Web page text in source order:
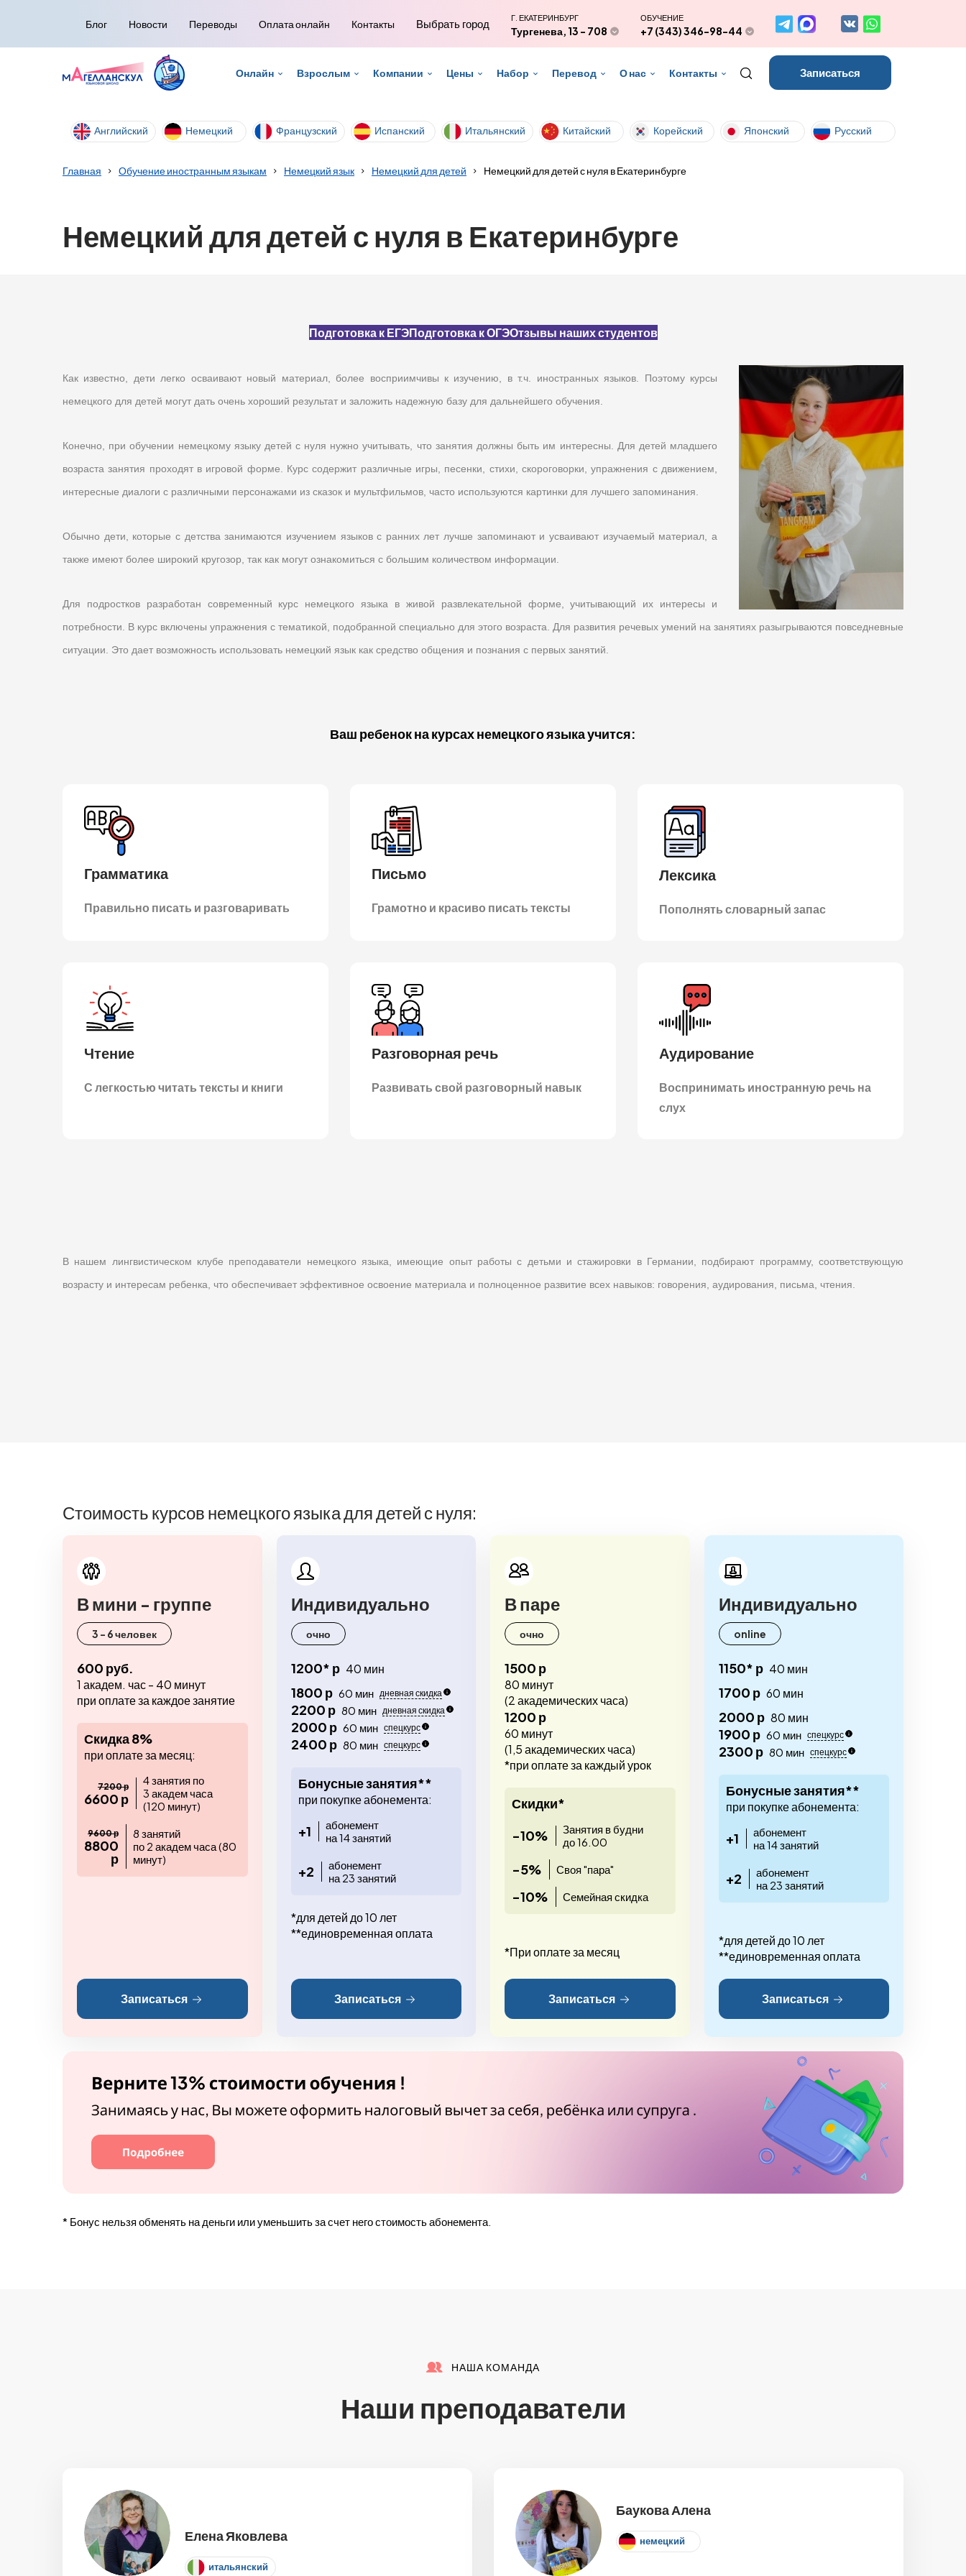
Блог Новости Переводы Оплата онлайн Контакты Выбрать город Г. ЕКАТЕРИНБУРГ
Тургенева, 13 - 708
ОБУЧЕНИЕ
+7 (343) 346-98-44
Онлайн Взрослым Компании Цены Набор Перевод О нас Контакты Записаться
Английский Немецкий Французский Испанский Итальянский Китайский Корейский Японский Русский
Главная Обучение иностранным языкам Немецкий язык Немецкий для детей Немецкий для детей с нуля в Екатеринбурге
Немецкий для детей с нуля в Екатеринбурге
Подготовка к ЕГЭПодготовка к ОГЭОтзывы наших студентов
Как известно, дети легко осваивают новый материал, более восприимчивы к изучению, в т.ч. иностранных языков. Поэтому курсы
немецкого для детей могут дать очень хороший результат и заложить надежную базу для дальнейшего обучения.
Конечно, при обучении немецкому языку детей с нуля нужно учитывать, что занятия должны быть им интересны. Для детей младшего
возраста занятия проходят в игровой форме. Курс содержит различные игры, песенки, стихи, скороговорки, упражнения с движением,
интересные диалоги с различными персонажами из сказок и мультфильмов, часто используются картинки для лучшего запоминания.
Обычно дети, которые с детства занимаются изучением языков с ранних лет лучше запоминают и усваивают изучаемый материал, а
также имеют более широкий кругозор, так как могут ознакомиться с большим количеством информации.
Для подростков разработан современный курс немецкого языка в живой развлекательной форме, учитывающий их интересы и
потребности. В курс включены упражнения с тематикой, подобранной специально для этого возраста. Для развития речевых умений на занятиях разыгрываются повседневные
ситуации. Это дает возможность использовать немецкий язык как средство общения и познания с первых занятий.
Ваш ребенок на курсах немецкого языка учится:
Грамматика
Правильно писать и разговаривать
Письмо
Грамотно и красиво писать тексты
Лексика
Пополнять словарный запас
Чтение
С легкостью читать тексты и книги
Разговорная речь
Развивать свой разговорный навык
Аудирование
Воспринимать иностранную речь на
слух
В нашем лингвистическом клубе преподаватели немецкого языка, имеющие опыт работы с детьми и стажировки в Германии, подбирают программу, соответствующую
возрасту и интересам ребенка, что обеспечивает эффективное освоение материала и полноценное развитие всех навыков: говорения, аудирования, письма, чтения.
Стоимость курсов немецкого языка для детей с нуля:
В мини - группе
3 - 6 человек
600 руб.
1 академ. час - 40 минут
при оплате за каждое занятие
Скидка 8%
при оплате за месяц:
7200 р
6600 р
4 занятия по
3 академ часа
(120 минут)
9600 р
8800
р
8 занятий
по 2 академ часа (80
минут)
Записаться
Индивидуально
очно
1200* р 40 мин
1800 р 60 мин дневная скидка
2200 р 80 мин дневная скидка
2000 р 60 мин спецкурс
2400 р 80 мин спецкурс
Бонусные занятия**
при покупке абонемента:
+1
абонемент
на 14 занятий
+2
абонемент
на 23 занятий
*для детей до 10 лет
**единовременная оплата
Записаться
В паре
очно
1500 р
80 минут
(2 академических часа)
1200 р
60 минут
(1,5 академических часа)
*при оплате за каждый урок
Скидки*
-10%
Занятия в будни
до 16.00
-5% Своя "пара"
-10% Семейная скидка
*При оплате за месяц
Записаться
Индивидуально
online
1150* р 40 мин
1700 р 60 мин
2000 р 80 мин
1900 р 60 мин спецкурс
2300 р 80 мин спецкурс
Бонусные занятия**
при покупке абонемента:
+1
абонемент
на 14 занятий
+2
абонемент
на 23 занятий
*для детей до 10 лет
**единовременная оплата
Записаться
* Бонус нельзя обменять на деньги или уменьшить за счет него стоимость абонемента.
НАША КОМАНДА
Наши преподаватели
Елена Яковлева
итальянский
Баукова Алена
немецкий